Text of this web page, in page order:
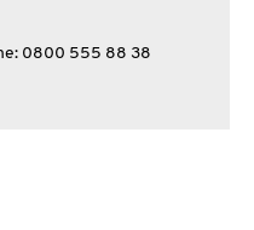
0800 555 88 38